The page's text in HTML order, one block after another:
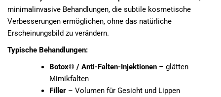
minimalinvasive Behandlungen, die subtile kosmetische
Verbesserungen ermöglichen, ohne das natürliche
Erscheinungsbild zu verändern.
Typische Behandlungen:
Botox® / Anti-Falten-Injektionen – glätten
Mimikfalten
Filler – Volumen für Gesicht und Lippen